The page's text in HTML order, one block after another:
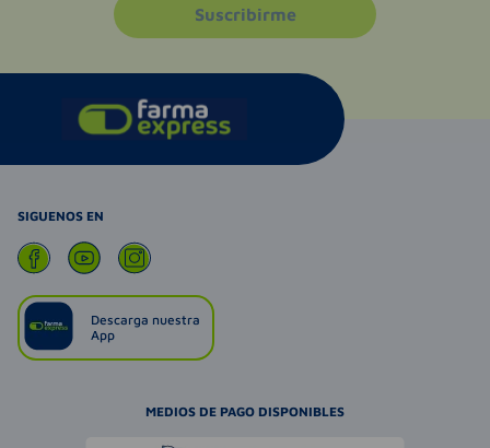
Suscribirme
SIGUENOS EN
Descarga nuestra
App
MEDIOS DE PAGO DISPONIBLES